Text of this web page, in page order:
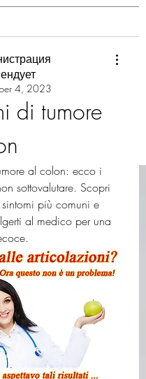
4, 2023
di tumore
al colon: ecco i
sottovalutare. Scopri
più comuni e
al medico per una